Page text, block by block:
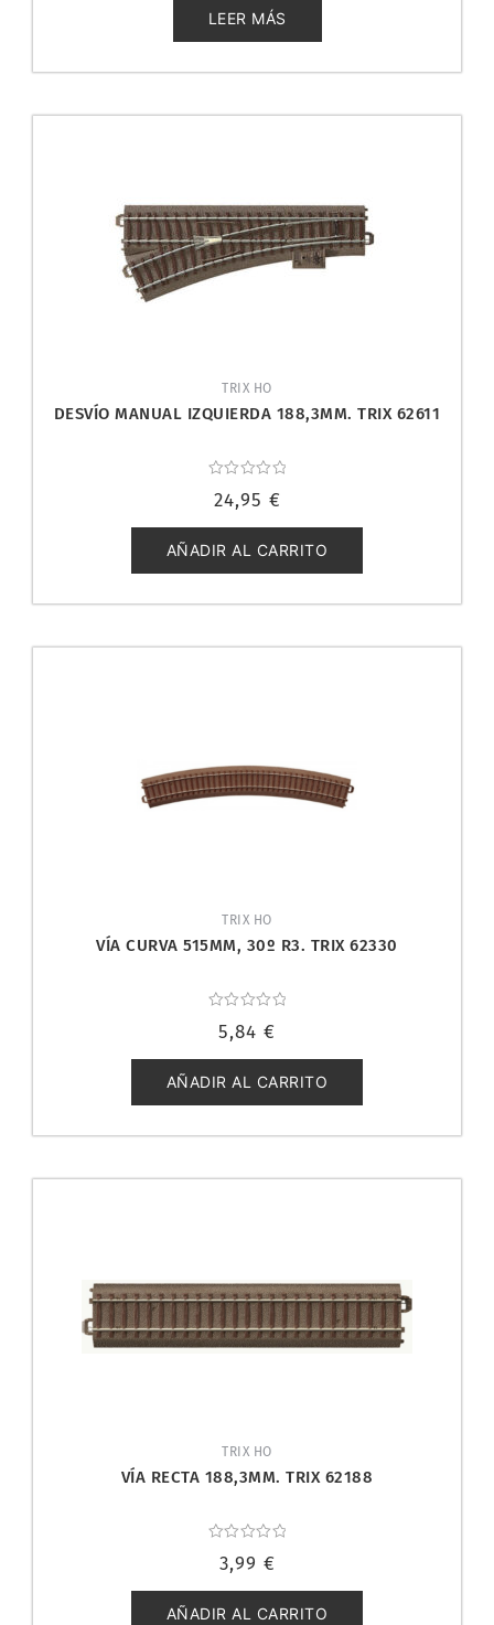
5LEER MÁS
TRIX HO
DESVÍO MANUAL IZQUIERDA 188,3MM. TRIX 62611
con
de
5
24,95 €
AÑADIR AL CARRITO
TRIX HO
VÍA CURVA 515MM, 30º R3. TRIX 62330
con
de
5
5,84 €
AÑADIR AL CARRITO
TRIX HO
VÍA RECTA 188,3MM. TRIX 62188
con
de
5
3,99 €
AÑADIR AL CARRITO